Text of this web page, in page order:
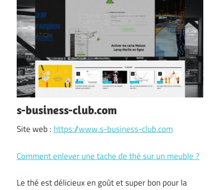
s-business-club.com
Site web : https://www.s-business-club.com
Comment enlever une tache de thé sur un meuble ?
Le thé est délicieux en goût et super bon pour la